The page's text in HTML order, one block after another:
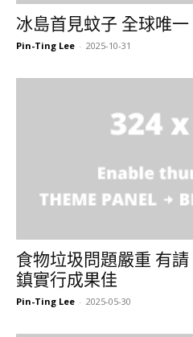
冰島首見蚊子 全球唯
Pin-Ting Lee - 2025-10-31
食物垃圾問題嚴重 有
鎮實行成果佳
Pin-Ting Lee - 2025-05-30